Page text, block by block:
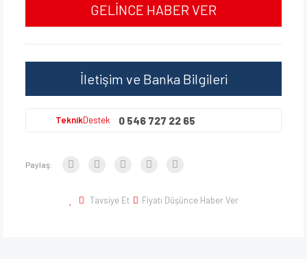
GELİNCE HABER VER
İletişim ve Banka Bilgileri
TeknikDestek 0 546 727 22 65
Paylaş:
Tavsiye Et Fiyatı Düşünce Haber Ver